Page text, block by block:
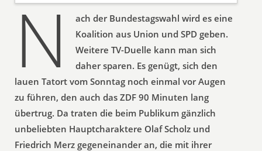
N
ach der Bundestagswahl wird es eine
Koalition aus Union und SPD geben.
Weitere TV-Duelle kann man sich
daher sparen. Es genügt, sich den
lauen Tatort vom Sonntag noch einmal vor Augen
zu führen, den auch das ZDF 90 Minuten lang
übertrug. Da traten die beim Publikum gänzlich
unbeliebten Hauptcharaktere Olaf Scholz und
Friedrich Merz gegeneinander an, die mit ihrer